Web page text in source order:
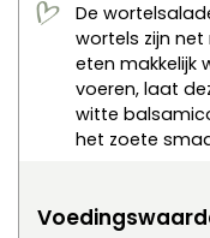
De
wortels zijn
eten makkelijk
voeren, laat
witte
het zoete